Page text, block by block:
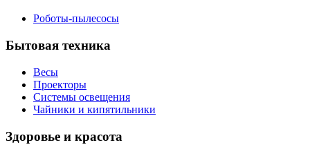
Роботы-пылесосы
Бытовая техника
Весы
Проекторы
Системы освещения
Чайники и кипятильники
Здоровье и красота